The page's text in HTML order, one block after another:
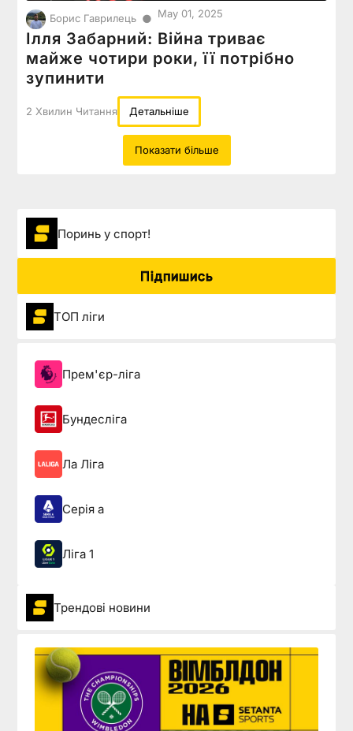
Борис Гаврилець ● May 01, 2025
Ілля Забарний: Війна триває
майже чотири роки, її потрібно
зупинити
2 Хвилин Читання Детальніше
Показати більше
Поринь у спорт!
Підпишись
ТОП ліги
Прем'єр-ліга
Бундесліга
Ла Ліга
Серія а
Ліга 1
Трендові новини